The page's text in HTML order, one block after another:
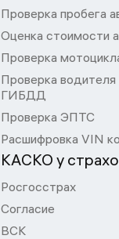
Проверка пробега
Оценка стоимости
Проверка
Проверка водителя
ГИБДД
Проверка ЭПТС
Расшифровка VIN
КАСКО у
Росгосстрах
Согласие
ВСК